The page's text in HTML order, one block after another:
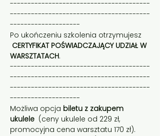
----------------------------------------
----------------------------------------
--------------------
Po ukończeniu szkolenia otrzymujesz
CERTYFIKAT POŚWIADCZAJĄCY UDZIAŁ W
WARSZTATACH.
----------------------------------------
----------------------------------------
----------------------------------------
--------------------
Możliwa opcja biletu z zakupem
ukulele (ceny ukulele od 229 zł,
promocyjna cena warsztatu 170 zł).